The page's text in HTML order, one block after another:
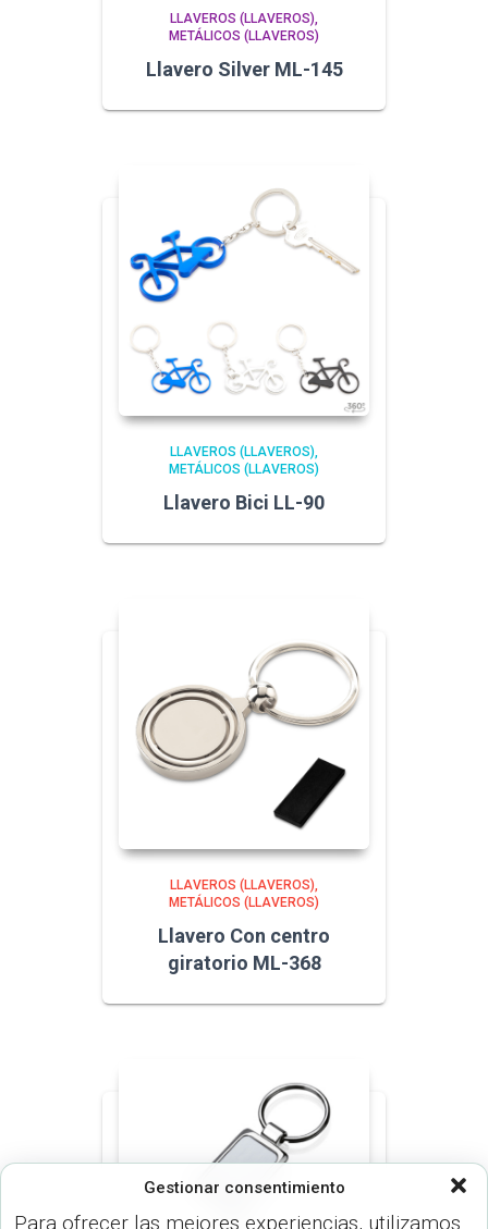
Gestionar consentimiento
Para ofrecer las mejores experiencias, utilizamos
LLAVEROS (LLAVEROS)
METÁLICOS (LLAVEROS)
Llavero Silver ML-145
LLAVEROS (LLAVEROS)
METÁLICOS (LLAVEROS)
Llavero Bici LL-90
LLAVEROS (LLAVEROS)
METÁLICOS (LLAVEROS)
Llavero Con centro
giratorio ML-368